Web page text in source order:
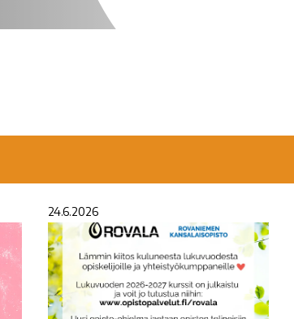
24.6.2026